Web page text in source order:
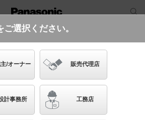
）
ーワード
FYY76230 LA9
選択ください。
/オーナー 販売代理店
計事務所 工務店